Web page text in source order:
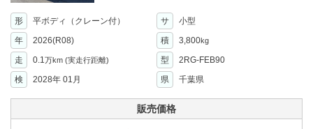
形 平ボディ（クレーン付） サ
小型
年
2026(R08) 積 3,800kg
走 0.1万km (実走行距離) 型
2RG-FEB90
検
2028年 01月 県 千葉県
販売価格